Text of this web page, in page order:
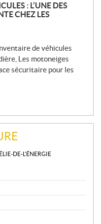
: L’UNE DES
CHEZ LES
de véhicules
Les motoneiges
sécuritaire pour les
DE-L'ÉNERGIE